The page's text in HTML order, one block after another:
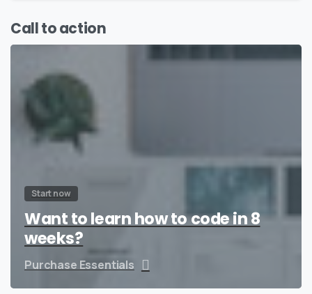
Call to action
Start now
Want to learn how to code in 8
weeks?
Purchase Essentials